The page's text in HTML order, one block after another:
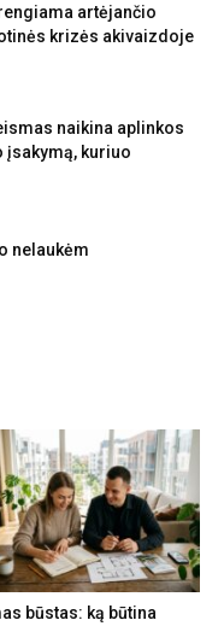
artėjančio
krizės akivaizdoje
naikina aplinkos
įsakymą, kuriuo
nelaukėm
būstas: ką būtina